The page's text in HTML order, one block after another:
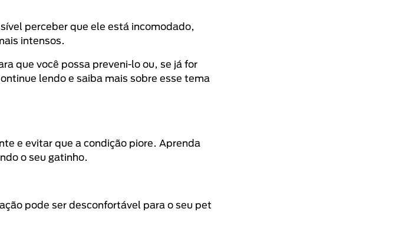
perceber que ele está incomodado,
intensos.
que você possa preveni-lo ou, se já for
lendo e saiba mais sobre esse tema
e evitar que a condição piore. Aprenda
o seu gatinho.
pode ser desconfortável para o seu pet